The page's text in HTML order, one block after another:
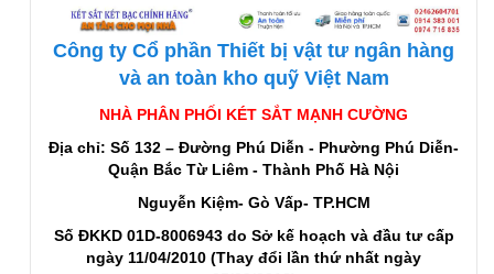
Công ty Cổ phần Thiết bị vật tư ngân hàng
và an toàn kho quỹ Việt Nam
NHÀ PHÂN PHỐI KÉT SẮT MẠNH CƯỜNG
Địa chỉ: Số 132 – Đường Phú Diễn - Phường Phú Diễn-
Quận Bắc Từ Liêm - Thành Phố Hà Nội
Nguyễn Kiệm- Gò Vấp- TP.HCM
Số ĐKKD 01D-8006943 do Sở kế hoạch và đầu tư cấp
ngày 11/04/2010 (Thay đổi lần thứ nhất ngày